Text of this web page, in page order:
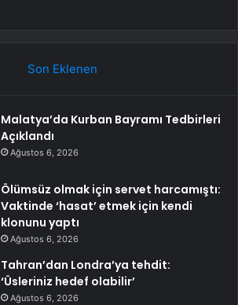
Son Eklenen
Malatya’da Kurban Bayramı Tedbirleri
Açıklandı
Ağustos 6, 2026
Ölümsüz olmak için servet harcamıştı:
Vaktinde ‘hasat’ etmek için kendi
klonunu yaptı
Ağustos 6, 2026
Tahran’dan Londra’ya tehdit:
‘Üsleriniz hedef olabilir’
Ağustos 6, 2026